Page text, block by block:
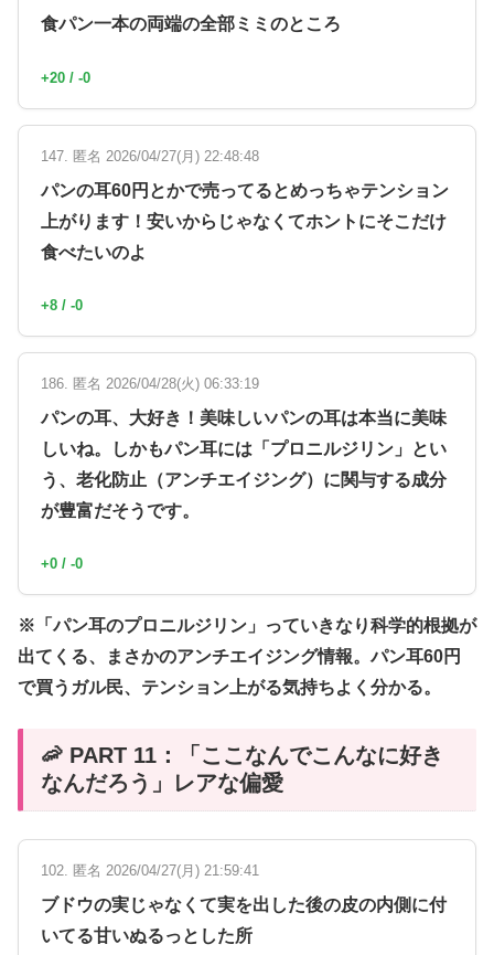
食パン一本の両端の全部ミミのところ
+20 / -0
147. 匿名 2026/04/27(月) 22:48:48
パンの耳60円とかで売ってるとめっちゃテンション
上がります！安いからじゃなくてホントにそこだけ
食べたいのよ
+8 / -0
186. 匿名 2026/04/28(火) 06:33:19
パンの耳、大好き！美味しいパンの耳は本当に美味
しいね。しかもパン耳には「プロニルジリン」とい
う、老化防止（アンチエイジング）に関与する成分
が豊富だそうです。
+0 / -0
※「パン耳のプロニルジリン」っていきなり科学的根拠が
出てくる、まさかのアンチエイジング情報。パン耳60円
で買うガル民、テンション上がる気持ちよく分かる。
🦐 PART 11：「ここなんでこんなに好き
なんだろう」レアな偏愛
102. 匿名 2026/04/27(月) 21:59:41
ブドウの実じゃなくて実を出した後の皮の内側に付
いてる甘いぬるっとした所